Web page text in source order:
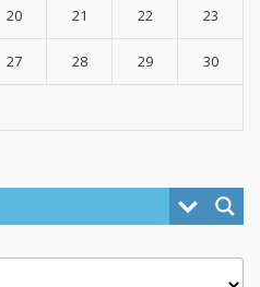
20 21 22 23
27 28 29 30